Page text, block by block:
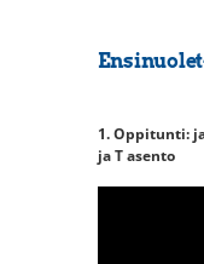
1. Oppitunti:
ja T asento